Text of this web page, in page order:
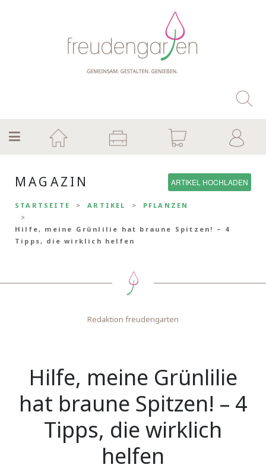
MAGAZIN ARTIKEL HOCHLADEN
STARTSEITE ARTIKEL PFLANZEN
Hilfe, meine Grünlilie hat braune Spitzen! – 4
Tipps, die wirklich helfen
Redaktion freudengarten
Hilfe, meine Grünlilie
hat braune Spitzen! – 4
Tipps, die wirklich
helfen